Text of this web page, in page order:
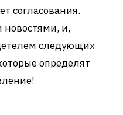
согласования.
новостями, и,
следующих
определят